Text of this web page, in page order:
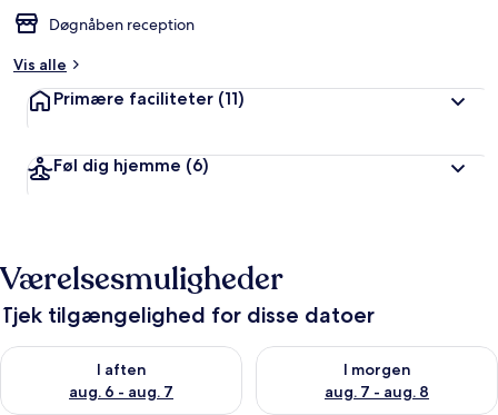
Døgnåben reception
Vis alle
Primære faciliteter (11)
Føl dig hjemme (6)
Værelsesmuligheder
Tjek tilgængelighed for disse datoer
I aften
aug. 6 - aug. 7
Tjek tilgængelighed for i aften aug. 6 - aug. 7
I morgen
aug. 7 - aug. 8
Tjek tilgængelighed for i